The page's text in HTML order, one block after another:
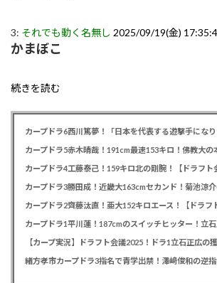
3: それでも動く名無し 2025/09/19(金)
かまぼこ
続きを読む
カープドラ4工藤泰己！159キロ北の剛腕！【ドラフト
カープドラ2齊藤汰直！亜大152キロエース！【ドラフ
【カープ実況】ドラフト会議2025！ドラ1立石正広の